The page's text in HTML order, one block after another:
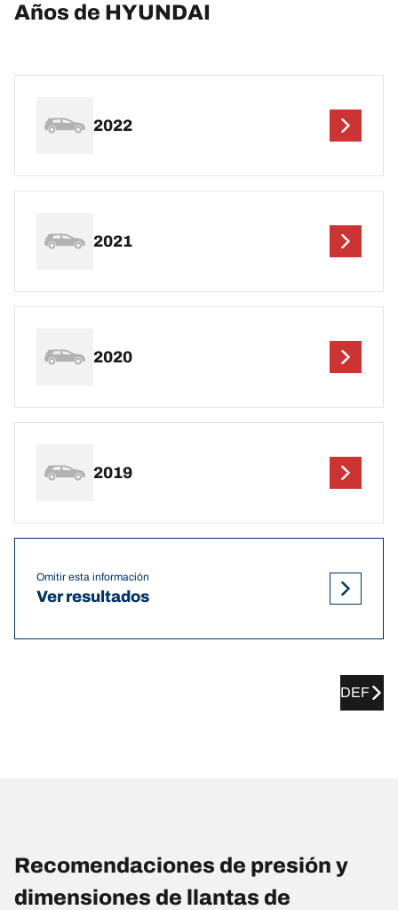
Años de HYUNDAI
2022
2021
2020
2019
Omitir esta información
Ver resultados
DEF
Recomendaciones de presión y
dimensiones de llantas de